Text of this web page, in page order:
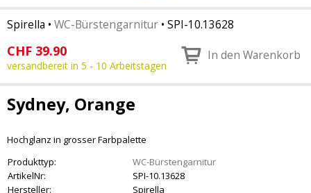
Spirella • WC-Bürstengarnitur • SPI-10.13628
CHF 39.90
versandbereit in 5 - 10 Arbeitstagen
In den Warenkorb
Sydney, Orange
Hochglanz in grosser Farbpalette
Produkttyp:
WC-Bürstengarnitur
ArtikelNr:
SPI-10.13628
Hersteller:
Spirella